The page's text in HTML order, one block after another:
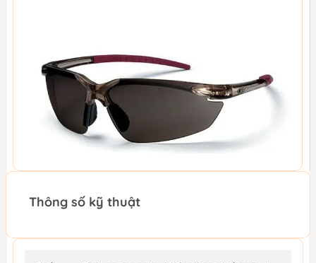
Thông số kỹ thuật